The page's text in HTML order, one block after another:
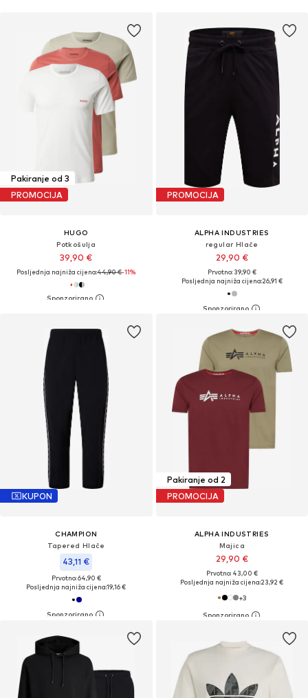
Pakiranje od 3
PROMOCIJA
HUGO
Potkošulja
39,90 €
Posljednja najniža cijena:44,90 €-11%
PROMOCIJA
ALPHA INDUSTRIES
regular Hlače
29,90 €
Prvotno: 39,90 €
Posljednja najniža cijena:26,91 €
KUPON
CHAMPION
Tapered Hlače
43,11 €
Prvotno: 64,90 €
Posljednja najniža cijena:19,16 €
Pakiranje od 2
PROMOCIJA
ALPHA INDUSTRIES
Majica
29,90 €
Prvotno: 43,00 €
Posljednja najniža cijena:23,92 €
+3